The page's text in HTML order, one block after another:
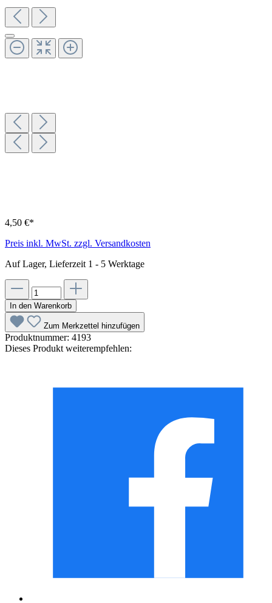
4,50 €*
Preis inkl. MwSt. zzgl. Versandkosten
Auf Lager, Lieferzeit 1 - 5 Werktage
In den Warenkorb
Zum Merkzettel hinzufügen
Produktnummer: 4193
Dieses Produkt weiterempfehlen: